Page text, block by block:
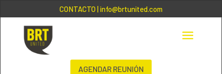
CONTACTO | info@brtunited.com
AGENDAR REUNIÓN